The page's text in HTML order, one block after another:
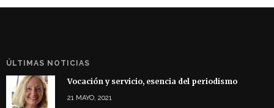
ÚLTIMAS NOTICIAS
Vocación y servicio, esencia del periodismo
21 MAYO, 2021